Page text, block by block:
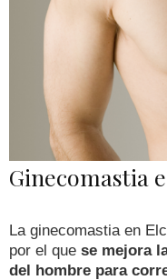
Ginecomastia
La ginecomastia en
por el que se mejora
del hombre para